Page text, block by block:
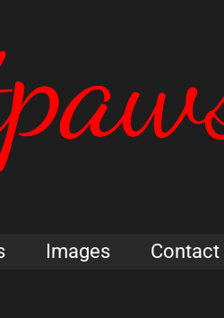
Images Contact